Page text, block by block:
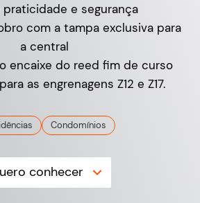
praticidade e segurança
com a tampa exclusiva para
a central
encaixe do reed fim de curso
as engrenagens Z12 e Z17.
Condomínios
conhecer